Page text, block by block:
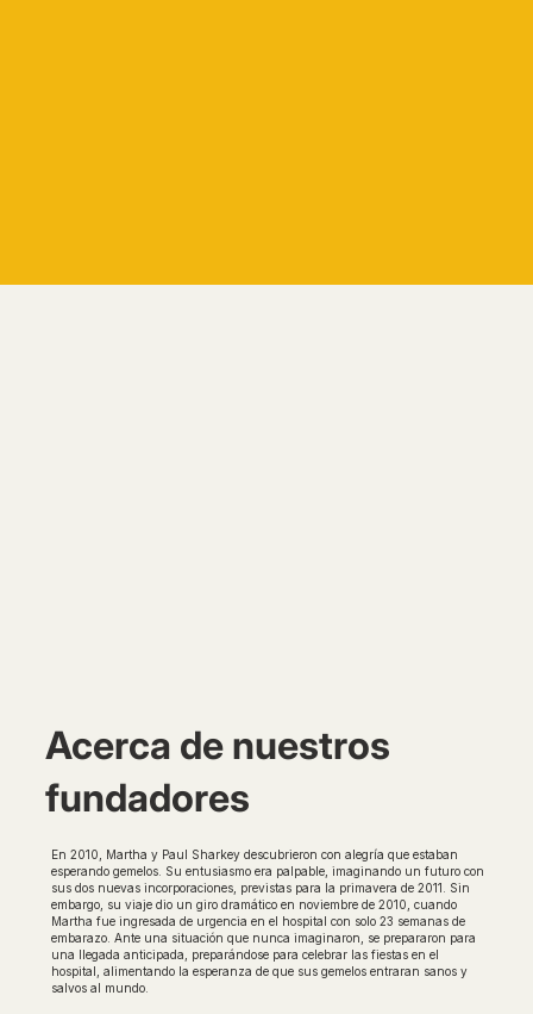
Acerca de nuestros
fundadores
En 2010, Martha y Paul Sharkey descubrieron con alegría que estaban
esperando gemelos. Su entusiasmo era palpable, imaginando un futuro con
sus dos nuevas incorporaciones, previstas para la primavera de 2011. Sin
embargo, su viaje dio un giro dramático en noviembre de 2010, cuando
Martha fue ingresada de urgencia en el hospital con solo 23 semanas de
embarazo. Ante una situación que nunca imaginaron, se prepararon para
una llegada anticipada, preparándose para celebrar las fiestas en el
hospital, alimentando la esperanza de que sus gemelos entraran sanos y
salvos al mundo.